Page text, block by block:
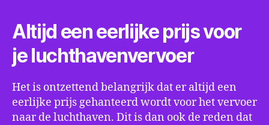
Altijd een eerlijke prijs voor
je luchthavenvervoer
Het is ontzettend belangrijk dat er altijd een
eerlijke prijs gehanteerd wordt voor het vervoer
naar de luchthaven. Dit is dan ook de reden dat